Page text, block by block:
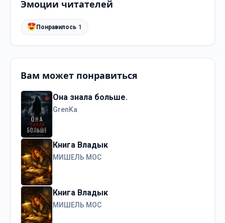
Эмоции читателей
Понравилось 1
Вам может понравиться
Она знала больше.
GrenKa
Книга Владык
МИШЕЛЬ МОС
Книга Владык
МИШЕЛЬ МОС